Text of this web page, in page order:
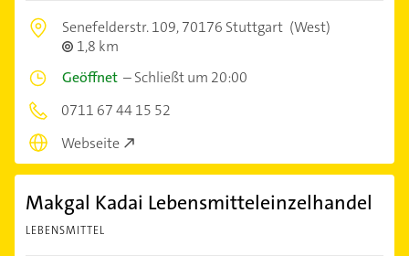
Senefelderstr. 109,70176 Stuttgart (West)
1,8 km
Geöffnet –Schließt um 20:00
0711 67 44 15 52
Webseite
Makgal Kadai Lebensmitteleinzelhandel
LEBENSMITTEL